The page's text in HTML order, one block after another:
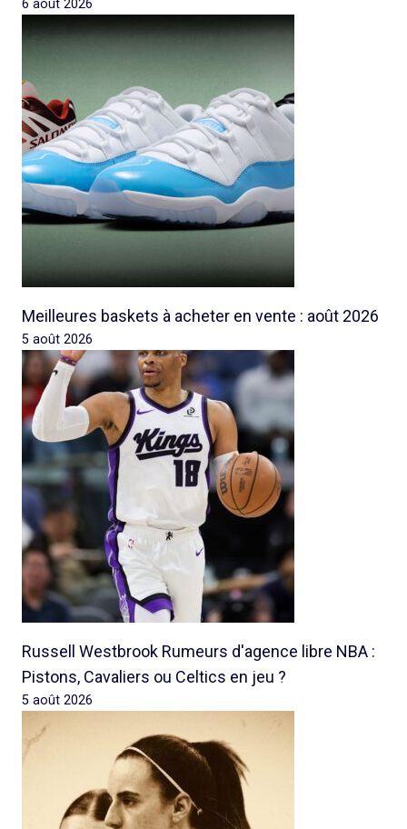
6 août 2026
Meilleures baskets à acheter en vente : août 2026
5 août 2026
Russell Westbrook Rumeurs d'agence libre NBA :
Pistons, Cavaliers ou Celtics en jeu ?
5 août 2026